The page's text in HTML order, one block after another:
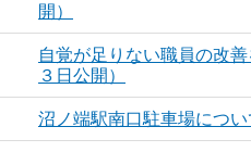
開）
自覚が足りない職員の改
３日公開）
沼ノ端駅南口駐車場につ